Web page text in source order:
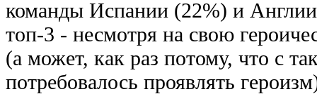
команды Испании (22%) и
топ-3 - несмотря на свою
(а может, как раз потому, что с
потребовалось проявлять